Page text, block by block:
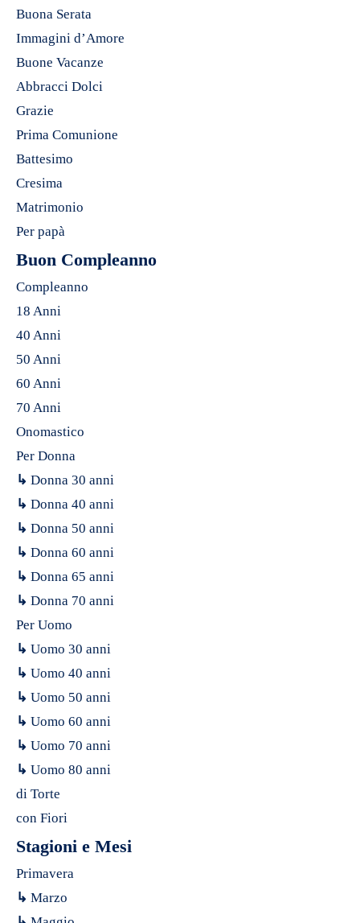
Buona Serata
Immagini d’Amore
Buone Vacanze
Abbracci Dolci
Grazie
Prima Comunione
Battesimo
Cresima
Matrimonio
Per papà
Buon Compleanno
Compleanno
18 Anni
40 Anni
50 Anni
60 Anni
70 Anni
Onomastico
Per Donna
↳ Donna 30 anni
↳ Donna 40 anni
↳ Donna 50 anni
↳ Donna 60 anni
↳ Donna 65 anni
↳ Donna 70 anni
Per Uomo
↳ Uomo 30 anni
↳ Uomo 40 anni
↳ Uomo 50 anni
↳ Uomo 60 anni
↳ Uomo 70 anni
↳ Uomo 80 anni
di Torte
con Fiori
Stagioni e Mesi
Primavera
↳ Marzo